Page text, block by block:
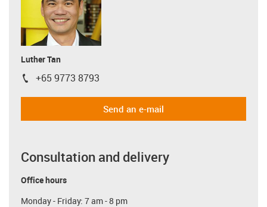
Luther Tan
igus-icon-phone
+65 9773 8793
Send an e-mail
Consultation and delivery
Office hours
Monday - Friday: 7 am - 8 pm